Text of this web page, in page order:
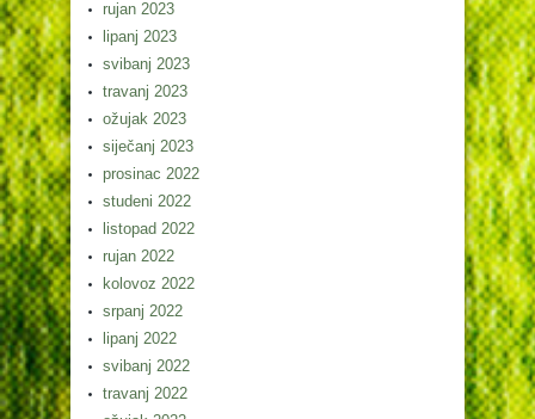
rujan 2023
lipanj 2023
svibanj 2023
travanj 2023
ožujak 2023
siječanj 2023
prosinac 2022
studeni 2022
listopad 2022
rujan 2022
kolovoz 2022
srpanj 2022
lipanj 2022
svibanj 2022
travanj 2022